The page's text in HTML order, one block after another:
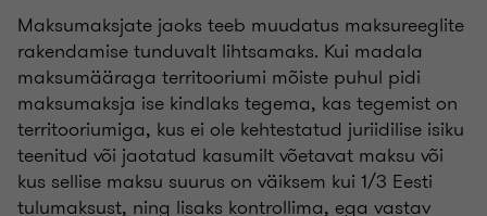
Maksumaksjate jaoks teeb muudatus maksureeglite
rakendamise tunduvalt lihtsamaks. Kui madala
maksumääraga territooriumi mõiste puhul pidi
maksumaksja ise kindlaks tegema, kas tegemist on
territooriumiga, kus ei ole kehtestatud juriidilise isiku
teenitud või jaotatud kasumilt võetavat maksu või
kus sellise maksu suurus on väiksem kui 1/3 Eesti
tulumaksust, ning lisaks kontrollima, ega vastav